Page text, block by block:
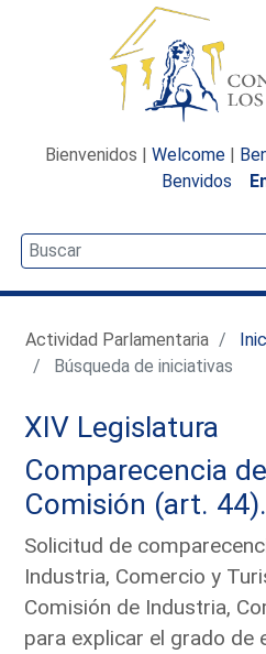
Bienvenidos | Welcome |
Benvidos
Actividad Parlamentaria
Búsqueda de iniciativas
XIV Legislatura
Comparecencia
Comisión (art. 44).
Solicitud de
Industria, Comercio y
Comisión de Industria,
para explicar el grado de